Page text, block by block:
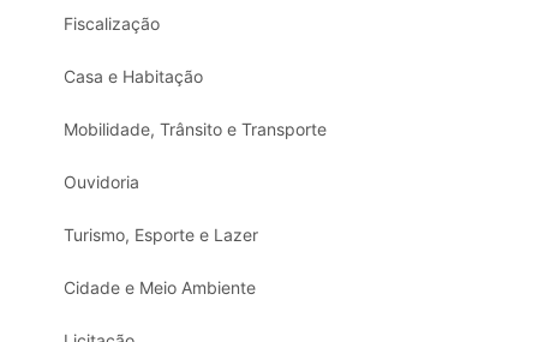
Fiscalização
Casa e Habitação
Mobilidade, Trânsito e Transporte
Ouvidoria
Turismo, Esporte e Lazer
Cidade e Meio Ambiente